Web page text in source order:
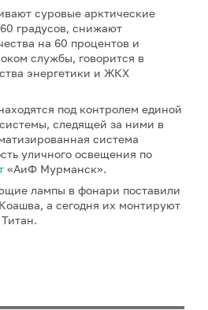
суровые арктические
градусов, снижают
на 60 процентов и
службы, говорится в
энергетики и ЖКХ
под контролем единой
следящей за ними в
система
уличного освещения по
«АиФ Мурманск».
лампы в фонари поставили
а сегодня их монтируют